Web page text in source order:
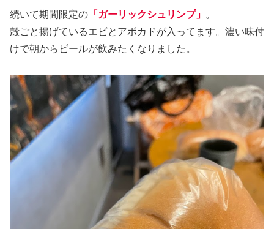
続いて期間限定の 「ガーリックシュリンプ」 。
殻ごと揚げているエビとアボカドが入ってます。濃い味付
けで朝からビールが飲みたくなりました。